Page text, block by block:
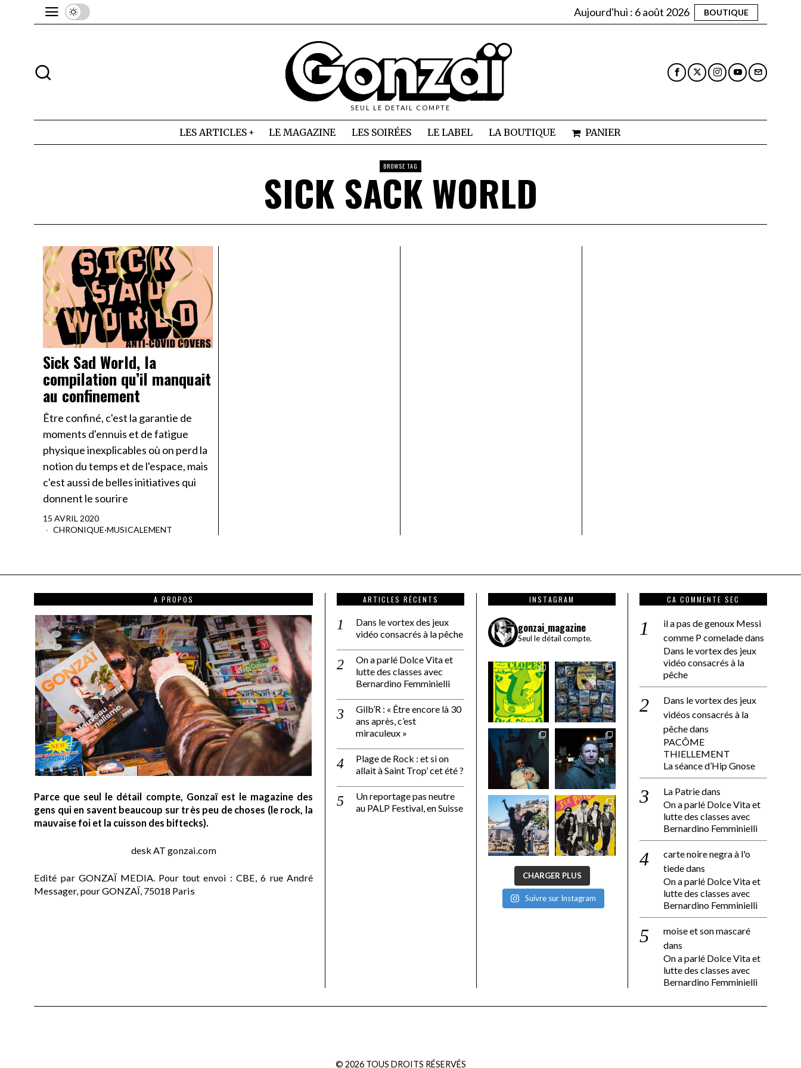
Aujourd'hui : 6 août 2026 BOUTIQUE
SEUL LE DETAIL COMPTE
LES ARTICLES LE MAGAZINE LES SOIRÉES LE LABEL LA BOUTIQUE PANIER
BROWSE TAG
SICK SACK WORLD
Sick Sad World, la
compilation qu’il manquait
au confinement
Être confiné, c'est la garantie de
moments d'ennuis et de fatigue
physique inexplicables où on perd la
notion du temps et de l'espace, mais
c'est aussi de belles initiatives qui
donnent le sourire
15 AVRIL 2020
CHRONIQUE·MUSICALEMENT
A PROPOS
Parce que seul le détail compte, Gonzaï est le magazine des
gens qui en savent beaucoup sur très peu de choses (le rock, la
mauvaise foi et la cuisson des biftecks).
desk AT gonzai.com
Edité par GONZAÏ MEDIA. Pour tout envoi : CBE, 6 rue André
Messager, pour GONZAÏ, 75018 Paris
ARTICLES RÉCENTS
Dans le vortex des jeux
vidéo consacrés à la pêche
On a parlé Dolce Vita et
lutte des classes avec
Bernardino Femminielli
Gilb’R : « Être encore là 30
ans après, c’est
miraculeux »
Plage de Rock : et si on
allait à Saint Trop’ cet été ?
Un reportage pas neutre
au PALP Festival, en Suisse
INSTAGRAM
gonzai_magazine
Seul le détail compte.
CHARGER PLUS
Suivre sur Instagram
CA COMMENTE SEC
il a pas de genoux Messi
comme P comeladedans
Dans le vortex des jeux
vidéo consacrés à la
pêche
Dans le vortex des jeux
vidéos consacrés à la
pêchedans
PACÔME
THIELLEMENT
La séance d’Hip Gnose
La Patriedans
On a parlé Dolce Vita et
lutte des classes avec
Bernardino Femminielli
carte noire negra à l'o
tiededans
On a parlé Dolce Vita et
lutte des classes avec
Bernardino Femminielli
moise et son mascaré
dans
On a parlé Dolce Vita et
lutte des classes avec
Bernardino Femminielli
© 2026TOUS DROITS RÉSERVÉS